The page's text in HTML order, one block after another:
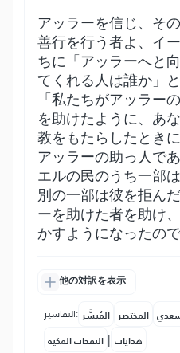
アッラーを信じ、そ
善行を行う者よ、イ
ちに「アッラーへと
てくれる人は誰か」
「私たちがアッラー
を助けたように、あ
教をもたらしたとき
アッラーの助っ人で
エルの民のうち一部
別の一部は彼を拒ん
ーを助けた者を助け
かすようになったので
他の対訳を表示
التفاسير: المُيسَّر المختصر
النفحات المكية | هدايات